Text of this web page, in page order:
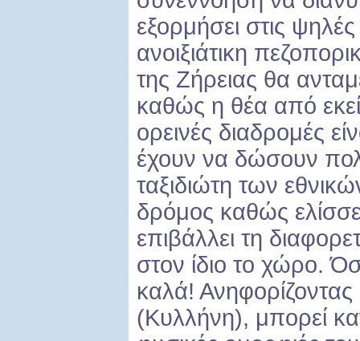
εξορμήσει στις
ανοιξιάτικη
της Ζήρειας θα
καθώς η θέα από
ορεινές διαδρομές
έχουν να δώσουν
ταξιδιώτη των
δρόμος καθώς
επιβάλλει τη
στον ίδιο το χώρο.
καλά! Ανηφορίζοντας
(Κυλλήνη), μπορεί